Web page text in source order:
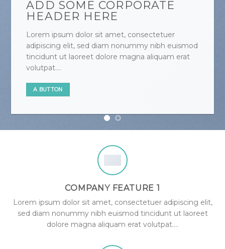
ADD SOME CORPORATE
HEADER HERE
Lorem ipsum dolor sit amet, consectetuer
adipiscing elit, sed diam nonummy nibh euismod
tincidunt ut laoreet dolore magna aliquam erat
volutpat….
A BUTTON
COMPANY FEATURE 1
Lorem ipsum dolor sit amet, consectetuer adipiscing elit,
sed diam nonummy nibh euismod tincidunt ut laoreet
dolore magna aliquam erat volutpat….